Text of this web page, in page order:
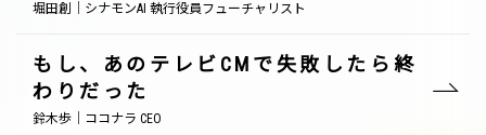
堀田創｜シナモンAI 執行役員フューチャリスト
もし、あのテレビCMで失敗したら終
わりだった
鈴木歩｜ココナラ CEO